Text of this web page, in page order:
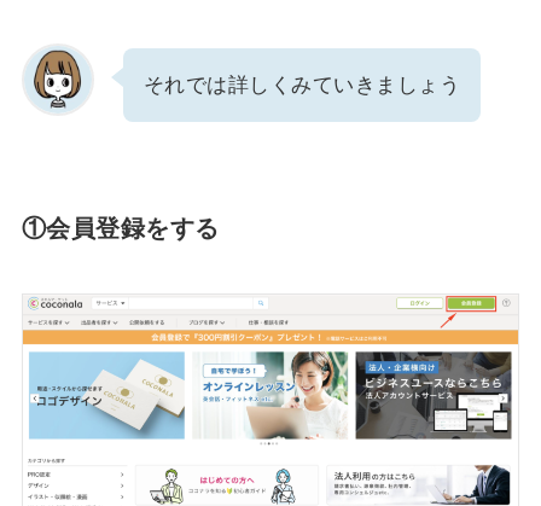
それでは詳しくみていきましょう
①会員登録をする